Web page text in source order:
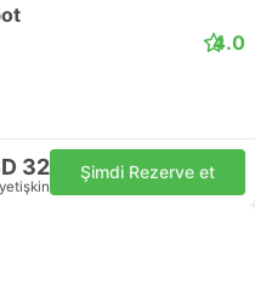
4.0
32 Şimdi Rezerve et